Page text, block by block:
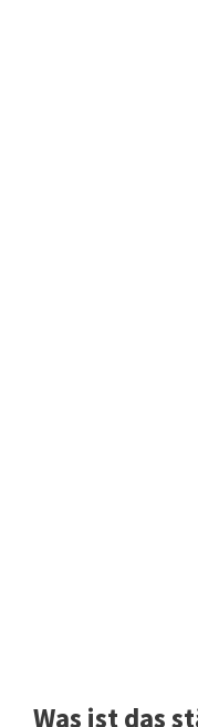
Was ist das